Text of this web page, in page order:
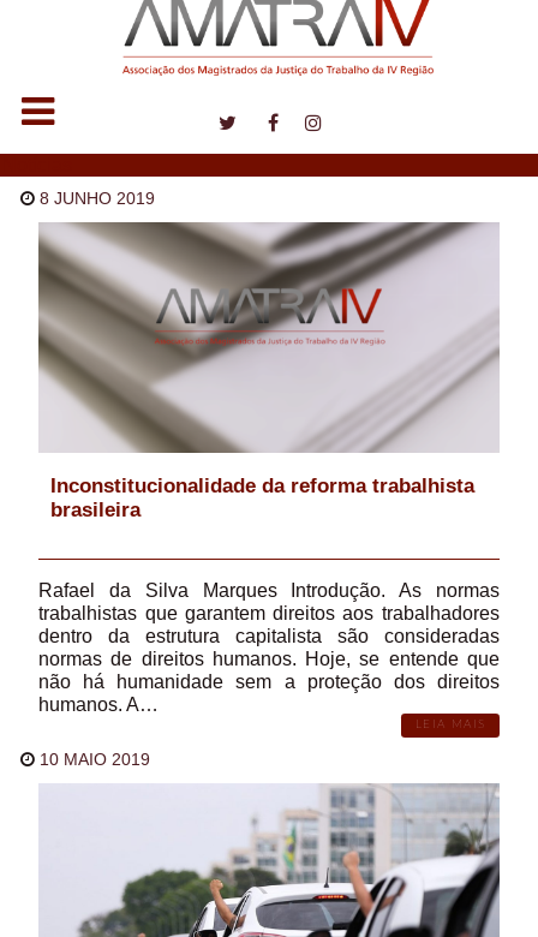
8 JUNHO 2019
Inconstitucionalidade da reforma trabalhista
brasileira
Rafael da Silva Marques Introdução. As normas
trabalhistas que garantem direitos aos trabalhadores
dentro da estrutura capitalista são consideradas
normas de direitos humanos. Hoje, se entende que
não há humanidade sem a proteção dos direitos
humanos. A…
LEIA MAIS
10 MAIO 2019